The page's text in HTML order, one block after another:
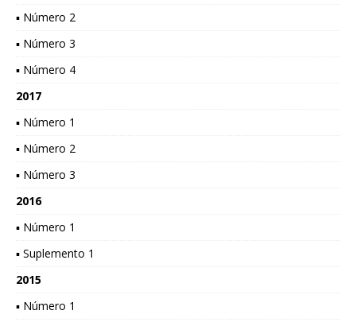
▪ Número 2
▪ Número 3
▪ Número 4
2017
▪ Número 1
▪ Número 2
▪ Número 3
2016
▪ Número 1
▪ Suplemento 1
2015
▪ Número 1